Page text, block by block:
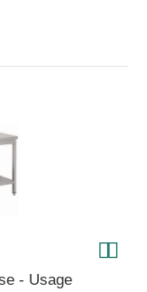
- Usage